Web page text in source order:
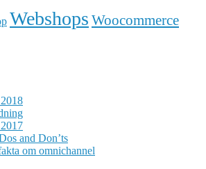
Webshops Woocommerce
and Don’ts
om omnichannel